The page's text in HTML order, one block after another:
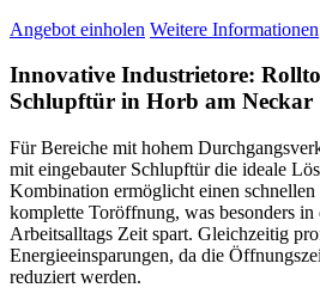
Angebot einholen Weitere Informationen
Innovative Industrietore:
Schlupftür in Horb am Neckar
Für Bereiche mit hohem
mit eingebauter Schlupftür die ideale
Kombination ermöglicht einen schnellen
komplette Toröffnung, was besonders
Arbeitsalltags Zeit spart. Gleichzeitig
Energieeinsparungen, da die
reduziert werden.